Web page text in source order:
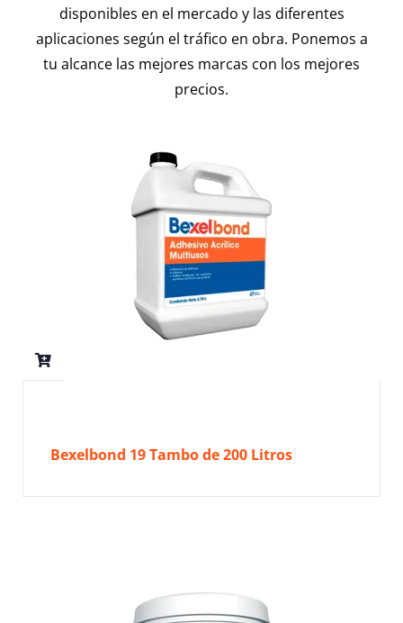
disponibles en el mercado y las diferentes
aplicaciones según el tráfico en obra. Ponemos a
tu alcance las mejores marcas con los mejores
precios.
Bexelbond 19 Tambo de 200 Litros